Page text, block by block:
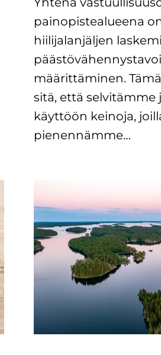
painopistealueena
hiilijalanjäljen
määrittäminen.
sitä, että selvitämme
käyttöön keinoja,
pienennämme…